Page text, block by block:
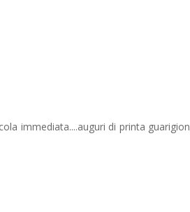
immediata....auguri di printa